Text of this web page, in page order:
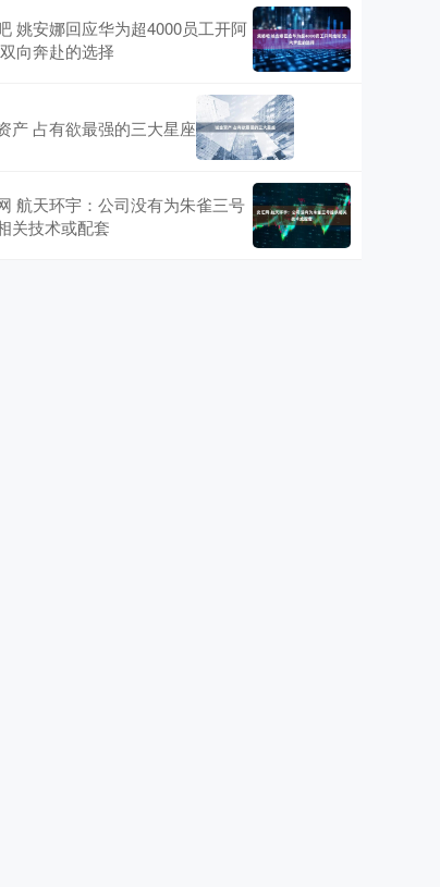
姚安娜回应华为超4000员工开阿
向奔赴的选择
产 占有欲最强的三大星座
航天环宇：公司没有为朱雀三号
关技术或配套